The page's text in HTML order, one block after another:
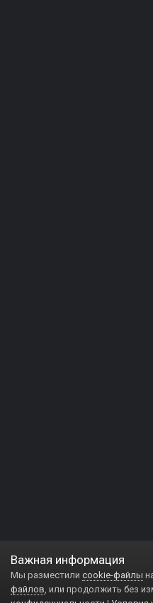
Важная информация
Мы разместили cookie-файлы
файлов, или продолжить без